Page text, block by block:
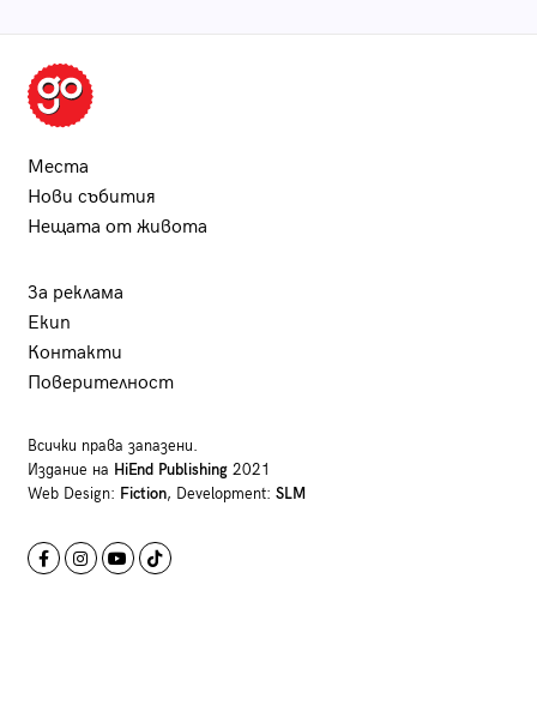
Места
Нови събития
Нещата от живота
За реклама
Екип
Контакти
Поверителност
Всички права запазени.
Издание на HiEnd Publishing2021
Web Design: Fiction, Development: SLM